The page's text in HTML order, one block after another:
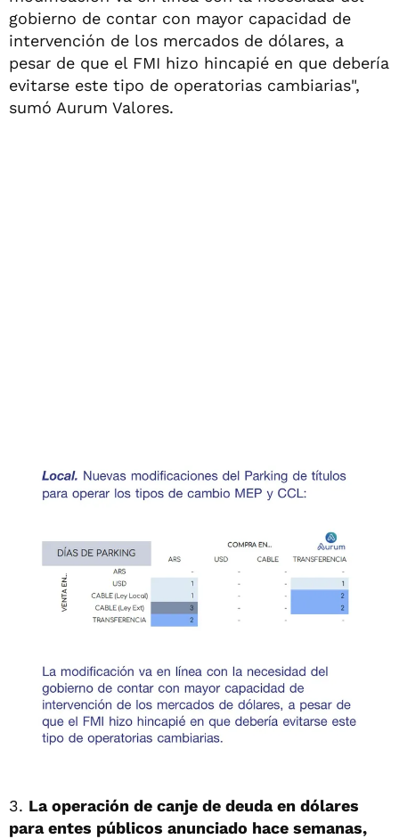
gobierno de contar con mayor capacidad de
intervención de los mercados de dólares, a
pesar de que el FMI hizo hincapié en que debería
evitarse este tipo de operatorias cambiarias",
sumó Aurum Valores.
3. La operación de canje de deuda en dólares
para entes públicos anunciado hace semanas,